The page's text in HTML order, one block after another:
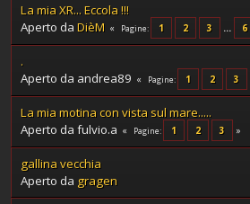
La mia XR... Eccola !!!
Aperto da DièM Pagine 1 2 3 ... 6
.
Aperto da andrea89
Pagine 1 2 3
La mia motina con vista sul mare.....
Aperto da fulvio.a
Pagine 1 2 3
gallina vecchia
Aperto da gragen